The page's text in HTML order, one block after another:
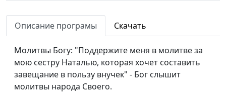
Мы молимся вместе 17
Мы молимся вместе 16 #16
Мы молимся вместе 15
Мы молимся вместе 14
Описание програмы Скачать
Молитвы Богу: "Поддержите меня в молитве за
мою сестру Наталью, которая хочет составить
завещание в пользу внучек" - Бог слышит
молитвы народа Своего.